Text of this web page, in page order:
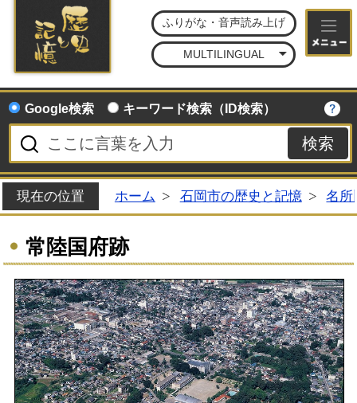
石
ふりがな・音声読み上げ
MULTILINGUAL
Google検索 キーワード検索（ID検索）
現在の位置 ホーム 石岡市の歴史と記憶 名所
常陸国府跡